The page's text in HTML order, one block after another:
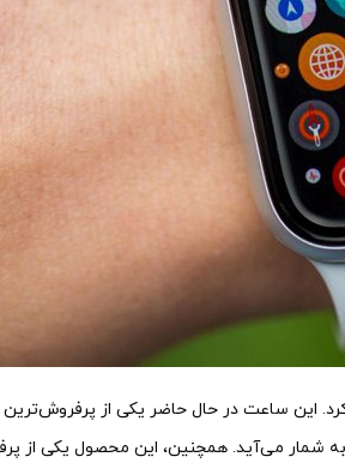
این ساعت در حال حاضر یکی از
می‌آید. همچنین، این محصول یکی از